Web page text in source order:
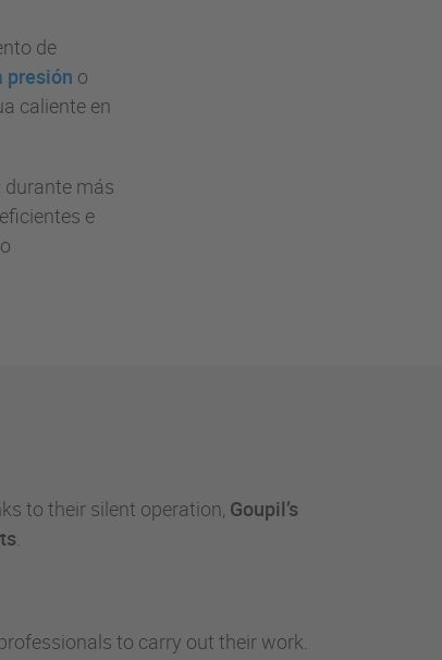
de
presión o
caliente en
durante más
e
to their silent operation, Goupil’s
to carry out their work.